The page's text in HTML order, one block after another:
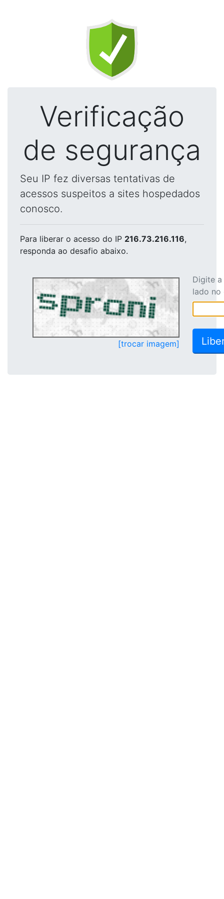
Verificação
de segurança
Seu IP fez diversas tentativas de
acessos suspeitos a sites hospedados
conosco.
Para liberar o acesso do IP 216.73.216.116,
responda ao desafio abaixo.
[trocar imagem]
Digite
lado no